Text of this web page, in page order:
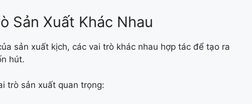
Sản Xuất Khác Nhau
sản xuất kịch, các vai trò khác nhau hợp tác để tạo ra
hút.
trò sản xuất quan trọng: